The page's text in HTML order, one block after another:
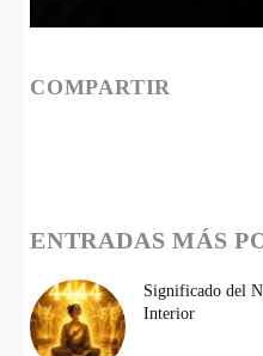
COMPARTIR
ENTRADAS MÁS
Significado del
Interior